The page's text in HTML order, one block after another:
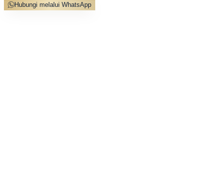
Hubungi melalui WhatsApp